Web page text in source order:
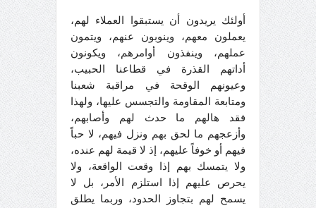
أولئك يريدون أن يستبقوا العملاء لهم،
يعملون معهم، وينوبون عنهم، ويتمون
عملهم، وينفذون أوامرهم، ويكونون
أداتهم القذرة في قطاعنا الحبيب،
وعيونهم الوقحة في مراقبة شعبنا
ومتابعة المقاومة والتجسس عليها، ولهذا
فقد هالهم ما حدث لهم وأصابهم،
وأزعجهم ما لحق بهم ونزل فيهم، لا حباً
فيهم أو خوفاً عليهم، إذ لا قيمة لهم عنده،
ولا يتمسك بهم إذا وقعت الواقعة، ولا
يحرص عليهم إذا استلزم الأمر، بل لا
يسمح لهم بتجاوز الحدود، وربما يطلق